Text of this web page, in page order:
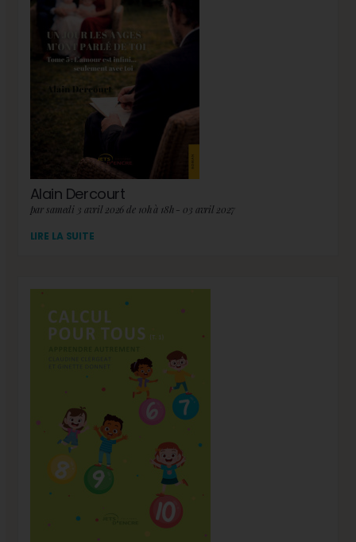
Alain Dercourt
par samedi 3 avril 2026 de 10h à 18h - 03 avril 2027
LIRE LA SUITE